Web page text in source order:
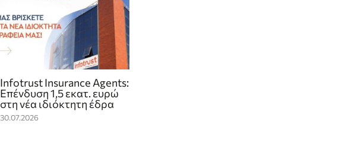
Infotrust Insurance Agents:
Επένδυση 1,5 εκατ. ευρώ
στη νέα ιδιόκτητη έδρα
30.07.2026